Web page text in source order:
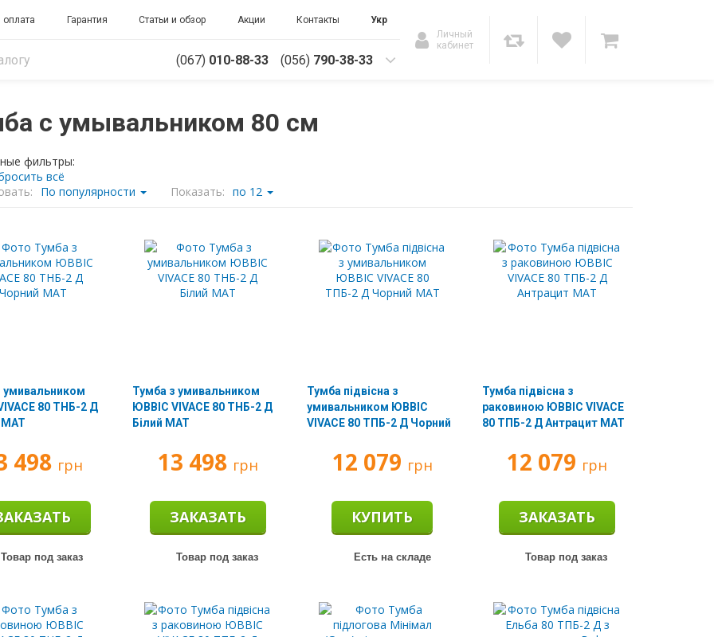
оплата Гарантия Статьи и обзор Акции Контакты Укр
(067)010-88-33 (056)790-38-33
Личный
кабинет
с умывальником 80 см
фильтры:
всё
По популярности Показать: по 12
умивальником
80 ТНБ-2 Д
МАТ
498 грн
Товар под заказ
Тумба з умивальником
ЮВВІС VIVACE 80 ТНБ-2 Д
Білий МАТ
13 498 грн
ЗАКАЗАТЬ
Товар под заказ
Тумба підвісна з
умивальником ЮВВІС
VIVACE 80 ТПБ-2 Д Чорний
12 079 грн
КУПИТЬ
Есть на складе
Тумба підвісна з
раковиною ЮВВІС VIVACE
80 ТПБ-2 Д Антрацит МАТ
12 079 грн
ЗАКАЗАТЬ
Товар под заказ